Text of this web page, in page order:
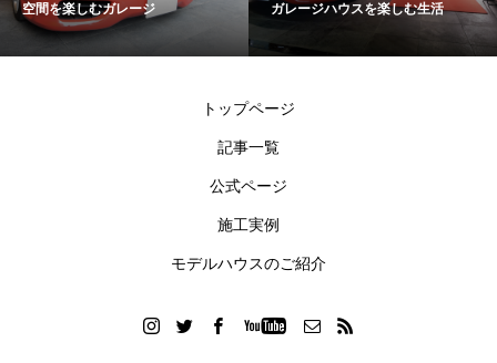
空間を楽しむガレージ
ガレージハウスを楽しむ生活
トップページ
記事一覧
公式ページ
施工実例
モデルハウスのご紹介